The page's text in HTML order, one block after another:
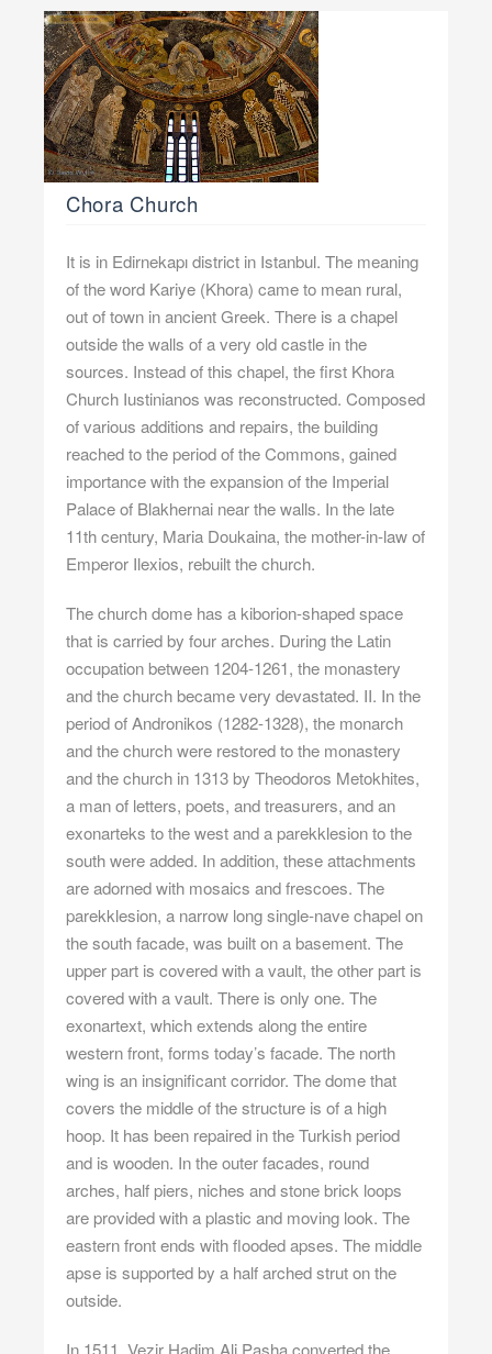
Chora Church
It is in Edirnekapı district in Istanbul. The meaning
of the word Kariye (Khora) came to mean rural,
out of town in ancient Greek. There is a chapel
outside the walls of a very old castle in the
sources. Instead of this chapel, the first Khora
Church Iustinianos was reconstructed. Composed
of various additions and repairs, the building
reached to the period of the Commons, gained
importance with the expansion of the Imperial
Palace of Blakhernai near the walls. In the late
11th century, Maria Doukaina, the mother-in-law of
Emperor Ilexios, rebuilt the church.
The church dome has a kiborion-shaped space
that is carried by four arches. During the Latin
occupation between 1204-1261, the monastery
and the church became very devastated. II. In the
period of Andronikos (1282-1328), the monarch
and the church were restored to the monastery
and the church in 1313 by Theodoros Metokhites,
a man of letters, poets, and treasurers, and an
exonarteks to the west and a parekklesion to the
south were added. In addition, these attachments
are adorned with mosaics and frescoes. The
parekklesion, a narrow long single-nave chapel on
the south facade, was built on a basement. The
upper part is covered with a vault, the other part is
covered with a vault. There is only one. The
exonartext, which extends along the entire
western front, forms today’s facade. The north
wing is an insignificant corridor. The dome that
covers the middle of the structure is of a high
hoop. It has been repaired in the Turkish period
and is wooden. In the outer facades, round
arches, half piers, niches and stone brick loops
are provided with a plastic and moving look. The
eastern front ends with flooded apses. The middle
apse is supported by a half arched strut on the
outside.
In 1511, Vezir Hadim Ali Pasha converted the